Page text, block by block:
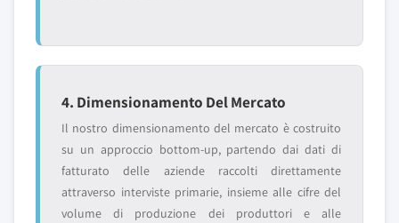
4. Dimensionamento Del Mercato
Il nostro dimensionamento del mercato è costruito
su un approccio bottom-up, partendo dai dati di
fatturato delle aziende raccolti direttamente
attraverso interviste primarie, insieme alle cifre del
volume di produzione dei produttori e alle